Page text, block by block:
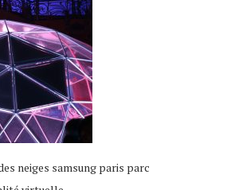
neiges samsung paris parc